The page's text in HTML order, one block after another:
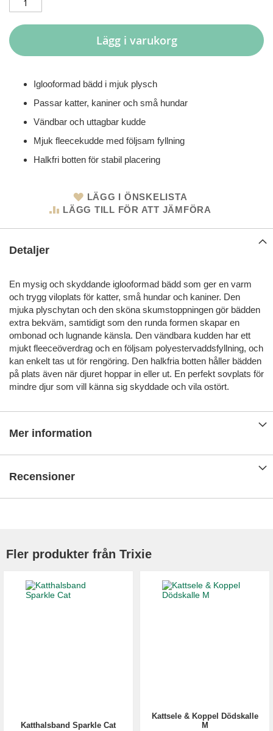
Lägg i varukorg
Iglooformad bädd i mjuk plysch
Passar katter, kaniner och små hundar
Vändbar och uttagbar kudde
Mjuk fleecekudde med följsam fyllning
Halkfri botten för stabil placering
LÄGG I ÖNSKELISTA
LÄGG TILL FÖR ATT JÄMFÖRA
Detaljer
En mysig och skyddande iglooformad bädd som ger en varm
och trygg viloplats för katter, små hundar och kaniner. Den
mjuka plyschytan och den sköna skumstoppningen gör bädden
extra bekväm, samtidigt som den runda formen skapar en
ombonad och lugnande känsla. Den vändbara kudden har ett
mjukt fleeceöverdrag och en följsam polyestervaddsfyllning, och
kan enkelt tas ut för rengöring. Den halkfria botten håller bädden
på plats även när djuret hoppar in eller ut. En perfekt sovplats för
mindre djur som vill känna sig skyddade och vila ostört.
Mer information
Recensioner
Fler produkter från Trixie
Katthalsband Sparkle Cat
Kattsele & Koppel Dödskalle
M